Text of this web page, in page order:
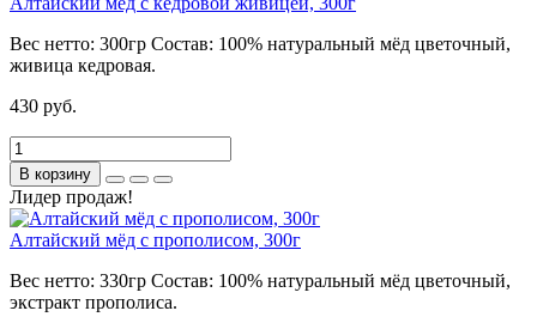
Вес нетто: 300гр Состав: 100% натуральный мёд цветочный,
живица кедровая.
430 руб.
В корзину
Лидер продаж!
Алтайский мёд с прополисом, 300г
Вес нетто: 330гр Состав: 100% натуральный мёд цветочный,
экстракт прополиса.